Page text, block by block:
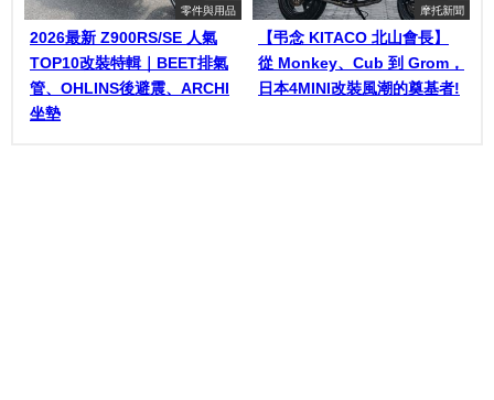
零件與用品
2026最新 Z900RS/SE 人氣
TOP10改裝特輯｜BEET排氣
管、OHLINS後避震、ARCHI
坐墊
摩托新聞
【弔念 KITACO 北山會長】
從 Monkey、Cub 到 Grom，
日本4MINI改裝風潮的奠基者!